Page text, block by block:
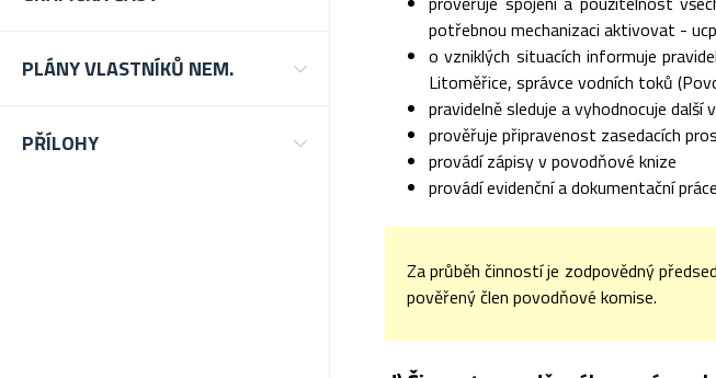
PLÁNY VLASTNÍKŮ NEM.
PŘÍLOHY
potřebnou mechanizaci aktivovat -
o vzniklých situacích informuje
Litoměřice, správce vodních toků
pravidelně sleduje a vyhodnocuje
prověřuje připravenost zasedacích
provádí zápisy v povodňové knize
provádí evidenční a dokumentační práce
Za průběh činností je zodpovědný
pověřený člen povodňové komise.